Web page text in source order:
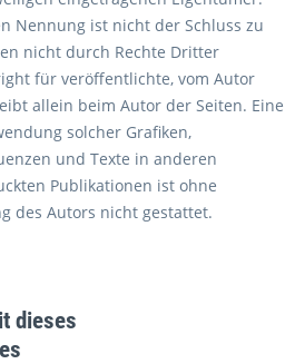
Nennung ist nicht der Schluss zu
nicht durch Rechte Dritter
für veröffentlichte, vom Autor
allein beim Autor der Seiten. Eine
solcher Grafiken,
und Texte in anderen
Publikationen ist ohne
des Autors nicht gestattet.
dieses